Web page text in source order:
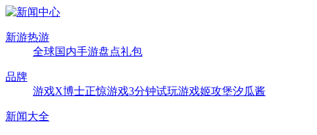
新游热游
全球国内手游盘点礼包
品牌
游戏X博士正惊游戏3分钟试玩游戏姬攻堡汐瓜酱
新闻大全